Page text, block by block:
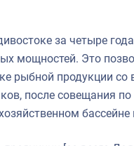
за четыре
мощностей. Это
рыбной продукции со
после совещания по
бассейне